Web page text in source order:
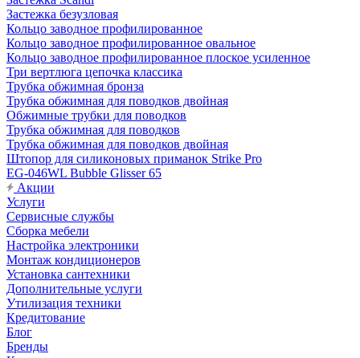
Застежка безузловая
Кольцо заводное профилированное
Кольцо заводное профилированное овальное
Кольцо заводное профилированное плоское усиленное
Три вертлюга цепочка классика
Трубка обжимная бронза
Трубка обжимная для поводков двойная
Обжимные трубки для поводков
Трубка обжимная для поводков
Трубка обжимная для поводков двойная
Штопор для силиконовых приманок Strike Pro
EG-046WL Bubble Glisser 65
Акции
Услуги
Сервисные службы
Сборка мебели
Настройка электроники
Монтаж кондиционеров
Установка сантехники
Дополнительные услуги
Утилизация техники
Кредитование
Блог
Бренды